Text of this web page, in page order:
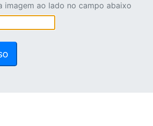
imagem ao lado no campo abaixo